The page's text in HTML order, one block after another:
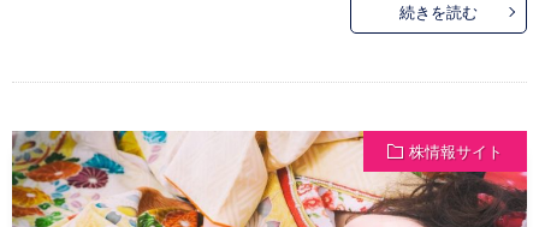
続きを読む
株情報サイト